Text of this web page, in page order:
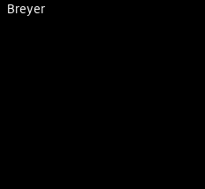
Breyer